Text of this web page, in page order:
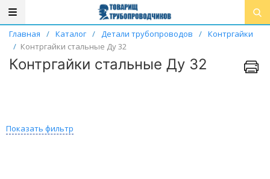
Главная / Каталог / Детали трубопроводов / Контргайки
/ Контргайки стальные Ду 32
Контргайки стальные Ду 32
Показать фильтр